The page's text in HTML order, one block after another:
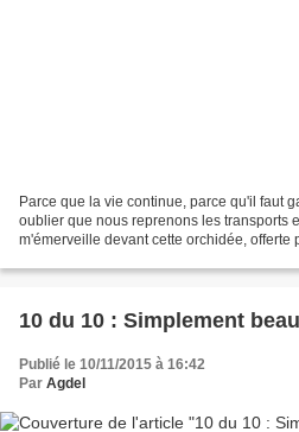
Parce que la vie continue, parce qu'il faut
oublier que nous reprenons les transports
m'émerveille devant cette orchidée, offerte
10 du 10 : Simplement beau
Publié le 10/11/2015 à 16:42
Par Agdel